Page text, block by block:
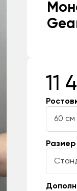
11
60 см
Размер